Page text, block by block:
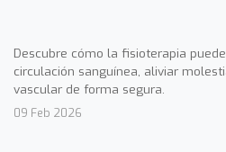
Descubre cómo la fisioterapia
circulación sanguínea, aliviar
vascular de forma segura.
09 Feb 2026